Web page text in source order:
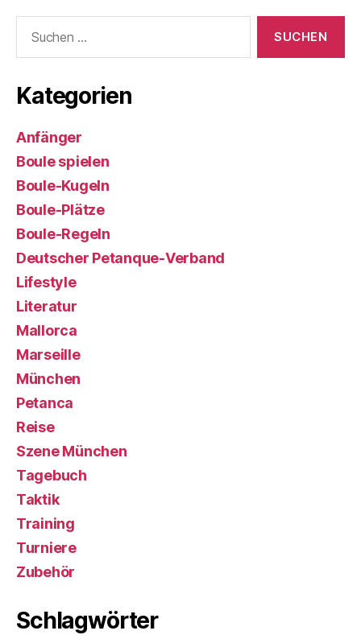
nach:
Kategorien
Anfänger
Boule spielen
Boule-Kugeln
Boule-Plätze
Boule-Regeln
Deutscher Petanque-Verband
Lifestyle
Literatur
Mallorca
Marseille
München
Petanca
Reise
Szene München
Tagebuch
Taktik
Training
Turniere
Zubehör
Schlagwörter